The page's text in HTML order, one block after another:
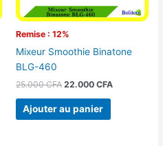
Remise : 12%
Mixeur Smoothie Binatone
BLG-460
25.000CFA 22.000 CFA
Ajouter au panier